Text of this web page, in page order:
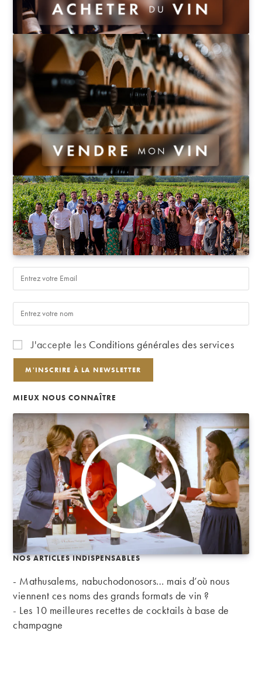
J'accepte les Conditions générales des services
MIEUX NOUS CONNAÎTRE
NOS ARTICLES INDISPENSABLES
- Mathusalems, nabuchodonosors… mais d’où nous
viennent ces noms des grands formats de vin ?
- Les 10 meilleures recettes de cocktails à base de
champagne